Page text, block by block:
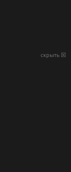
скрыть ☒